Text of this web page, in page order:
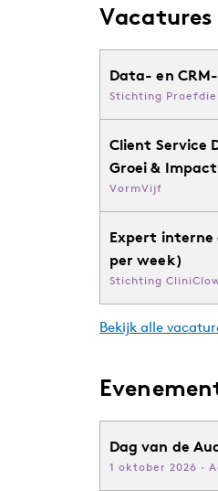
Vacatures
Data- en
Stichting
Client Service
Groei & Impact
VormVijf
Expert
per week)
Stichting
Bekijk alle
Dag van de
1 oktober 2026 ·